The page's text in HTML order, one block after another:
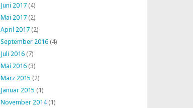
Juni 2017 (4)
Mai 2017 (2)
April 2017 (2)
September 2016 (4)
Juli 2016 (7)
Mai 2016 (3)
März 2015 (2)
Januar 2015 (1)
November 2014(1)